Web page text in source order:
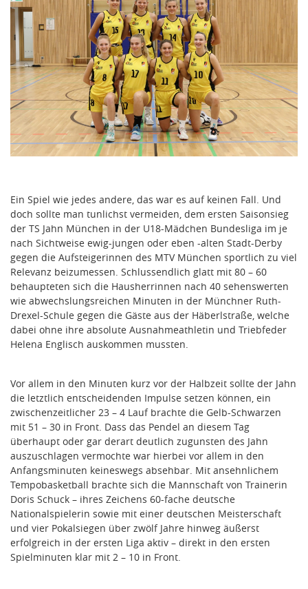
Ein Spiel wie jedes andere, das war es auf keinen Fall. Und
doch sollte man tunlichst vermeiden, dem ersten Saisonsieg
der TS Jahn München in der U18-Mädchen Bundesliga im je
nach Sichtweise ewig-jungen oder eben -alten Stadt-Derby
gegen die Aufsteigerinnen des MTV München sportlich zu viel
Relevanz beizumessen. Schlussendlich glatt mit 80 – 60
behaupteten sich die Hausherrinnen nach 40 sehenswerten
wie abwechslungsreichen Minuten in der Münchner Ruth-
Drexel-Schule gegen die Gäste aus der Häberlstraße, welche
dabei ohne ihre absolute Ausnahmeathletin und Triebfeder
Helena Englisch auskommen mussten.
Vor allem in den Minuten kurz vor der Halbzeit sollte der Jahn
die letztlich entscheidenden Impulse setzen können, ein
zwischenzeitlicher 23 – 4 Lauf brachte die Gelb-Schwarzen
mit 51 – 30 in Front. Dass das Pendel an diesem Tag
überhaupt oder gar derart deutlich zugunsten des Jahn
auszuschlagen vermochte war hierbei vor allem in den
Anfangsminuten keineswegs absehbar. Mit ansehnlichem
Tempobasketball brachte sich die Mannschaft von Trainerin
Doris Schuck – ihres Zeichens 60-fache deutsche
Nationalspielerin sowie mit einer deutschen Meisterschaft
und vier Pokalsiegen über zwölf Jahre hinweg äußerst
erfolgreich in der ersten Liga aktiv – direkt in den ersten
Spielminuten klar mit 2 – 10 in Front.